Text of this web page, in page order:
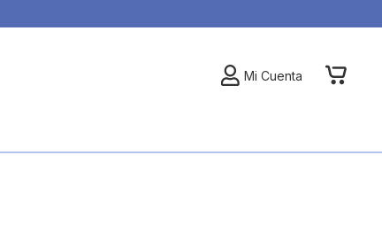
My
Mi Cuenta